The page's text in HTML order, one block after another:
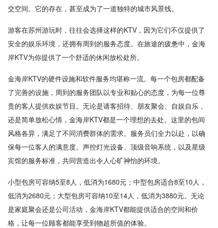
交空间。它的存在，甚至成为了一道独特的城市风景线。
游客在苏州游玩时，往往会选择这样的KTV，因为它们不仅提供了
安全的娱乐环境，还拥有周到的服务态度。在旅途的疲惫中，金海
岸KTV为你提供了一个舒适的休闲放松处所。
金海岸KTV的硬件设施和软件服务均堪称一流。每一个包房都配备
了完善的设施，周到的服务团队以专业和贴心的态度，为每一位尊
贵的客人提供欢娱节目。无论是请客招待、朋友聚会、自娱自乐，
还是简单放松心情，金海岸KTV都是一个理想的去处。这里的包间
风格各异，满足了不同消费群体的需求。服务员们全力以赴，以确
保每一位客人的满意度。声控灯光设备、顶级音响系统，以及星级
宾馆的服务标准，共同营造出令人心旷神怡的环境。
小型包房可容纳5至8人，低消为1680元；中型包房适合8至10人，
低消为2680元；大型包房可容纳10至14人，低消为3880元。无论
是家庭聚会还是公司活动，金海岸KTV都能提供适合的空间和价
格，让每一位顾客都能享受到物超所值的体验。